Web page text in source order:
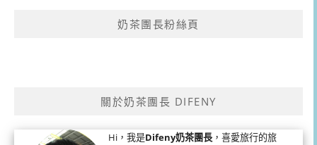
奶茶團長粉絲頁
關於奶茶團長 DIFENY
Hi，我是Difeny奶茶團長 ，喜愛旅行的旅